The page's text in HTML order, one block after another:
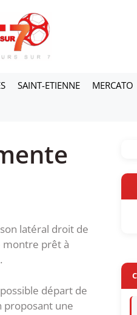
SAINT-ETIENNE MERCATO
latéral droit de
montre prêt à
départ de
proposant une